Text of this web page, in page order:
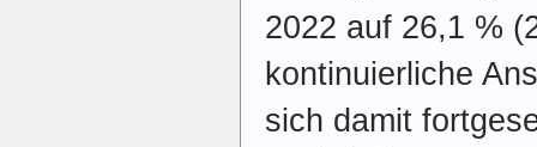
2022 auf 26,1 %
kontinuierliche
sich damit